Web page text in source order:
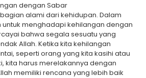
dengan Sabar
alami dari kehidupan. Dalam
untuk menghadapi kehilangan dengan
bahwa segala sesuatu yang
Allah. Ketika kita kehilangan
seperti orang yang kita kasihi atau
kita harus merelakannya dengan
memiliki rencana yang lebih baik